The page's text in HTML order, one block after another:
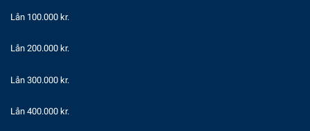
Lån 100.000 kr.
Lån 200.000 kr.
Lån 300.000 kr.
Lån 400.000 kr.